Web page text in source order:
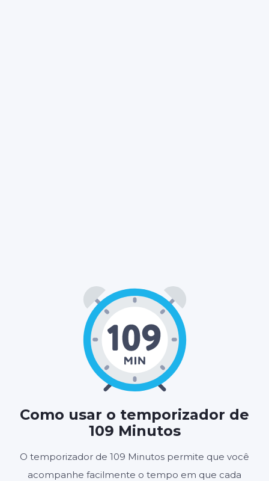
Como usar o temporizador de
109 Minutos
O temporizador de 109 Minutos permite que você
acompanhe facilmente o tempo em que cada
01 : 49
MINUTOS 00
Configurações